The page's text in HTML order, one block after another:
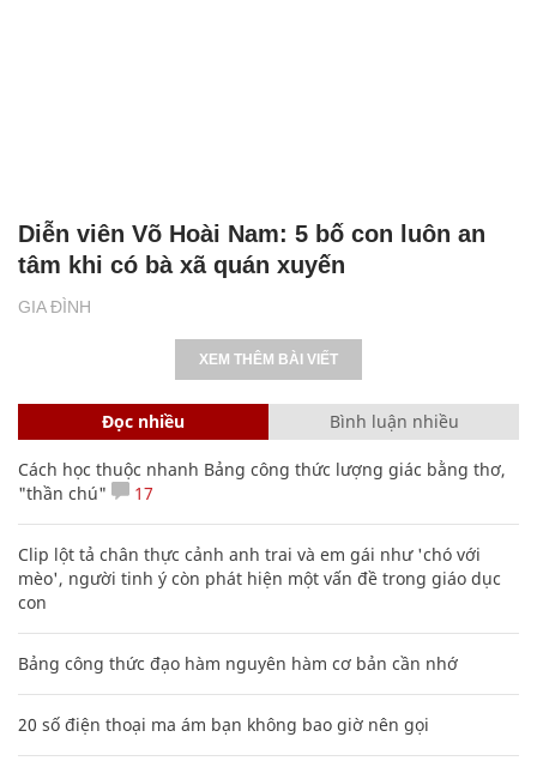
GIA ĐÌNH
Diễn viên Võ Hoài Nam: 5 bố con luôn an
tâm khi có bà xã quán xuyến
XEM THÊM BÀI VIẾT
Đọc nhiều Bình luận nhiều
Cách học thuộc nhanh Bảng công thức lượng giác bằng thơ,
"thần chú"
17
Clip lột tả chân thực cảnh anh trai và em gái như 'chó với
mèo', người tinh ý còn phát hiện một vấn đề trong giáo dục
con
Bảng công thức đạo hàm nguyên hàm cơ bản cần nhớ
20 số điện thoại ma ám bạn không bao giờ nên gọi